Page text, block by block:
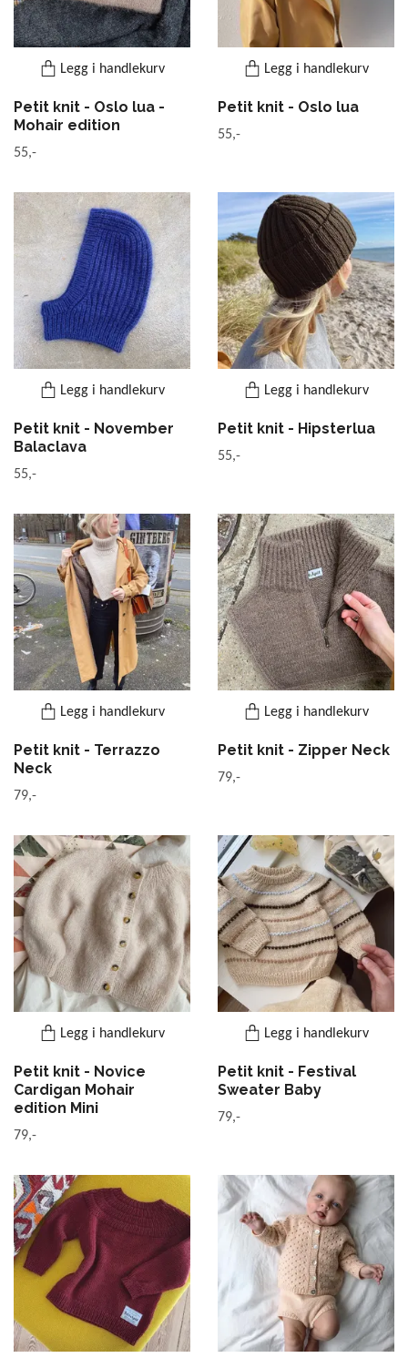
Legg i handlekurv
Petit knit - Oslo lua -
Mohair edition
55,-
Legg i handlekurv
Petit knit - Oslo lua
55,-
Legg i handlekurv
Petit knit - November
Balaclava
55,-
Legg i handlekurv
Petit knit - Hipsterlua
55,-
Legg i handlekurv
Petit knit - Terrazzo
Neck
79,-
Legg i handlekurv
Petit knit - Zipper Neck
79,-
Legg i handlekurv
Petit knit - Novice
Cardigan Mohair
edition Mini
79,-
Legg i handlekurv
Petit knit - Festival
Sweater Baby
79,-